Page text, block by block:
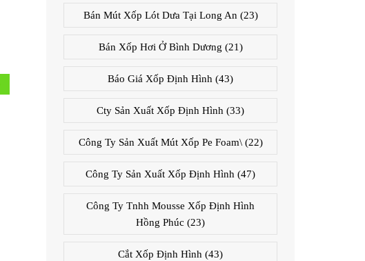
Bán Mút Xốp Lót Dưa Tại Long An (23)
Bán Xốp Hơi Ở Bình Dương (21)
Báo Giá Xốp Định Hình (43)
Cty Sản Xuất Xốp Định Hình (33)
Công Ty Sản Xuất Mút Xốp Pe Foam\(22)
Công Ty Sản Xuất Xốp Định Hình (47)
Công Ty Tnhh Mousse Xốp Định Hình
Hồng Phúc (23)
Cắt Xốp Định Hình (43)